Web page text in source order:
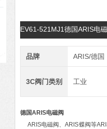
EV61-521MJ1德国ARIS电
品牌 ARIS/德国
3C阀门类别 工业
德国ARIS电磁阀
ARIS电磁阀、ARIS蝶阀等